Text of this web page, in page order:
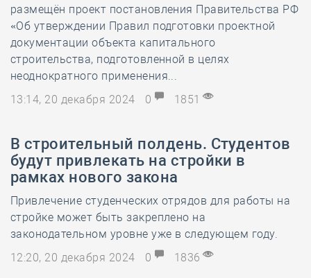
размещён проект постановления Правительства РФ
«Об утверждении Правил подготовки проектной
документации объекта капитального
строительства, подготовленной в целях
неоднократного применения...
13:14, 20 декабря 2024
0 1851
В строительный полдень. Студентов
будут привлекать на стройки в
рамках нового закона
Привлечение студенческих отрядов для работы на
стройке может быть закреплено на
законодательном уровне уже в следующем году.
12:20, 20 декабря 2024
0 1836